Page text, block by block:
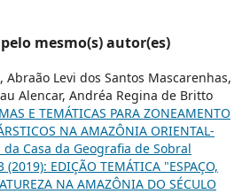
mesmo(s) autor(es)
Abraão Levi dos Santos Mascarenhas,
Alencar, Andréa Regina de Britto
E TEMÁTICAS PARA ZONEAMENTO
NA AMAZÔNIA ORIENTAL-
da Casa da Geografia de Sobral
(2019): EDIÇÃO TEMÁTICA "ESPAÇO,
NA AMAZÔNIA DO SÉCULO